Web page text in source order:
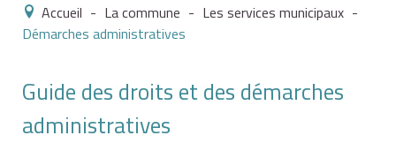
Accueil - La commune - Les services municipaux -
Démarches administratives
Guide des droits et des démarches
administratives